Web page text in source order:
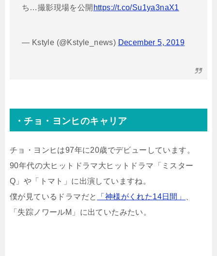
ち…撮影現場を公開 https://t.co/Su1ya3naX1
— Kstyle (@Kstyle_news) December 5, 2019
・チョ・ヨンヒのキャリア
チョ・ヨンヒは97年に20歳でデビューしています。
90年代の大ヒットドラマ大ヒットドラマ「ミスター
Q」や「トマト」に出演していますね。
僕が見ているドラマだと
「神様がくれた14日間」
「失踪ノワールM」に出ていたみたい。